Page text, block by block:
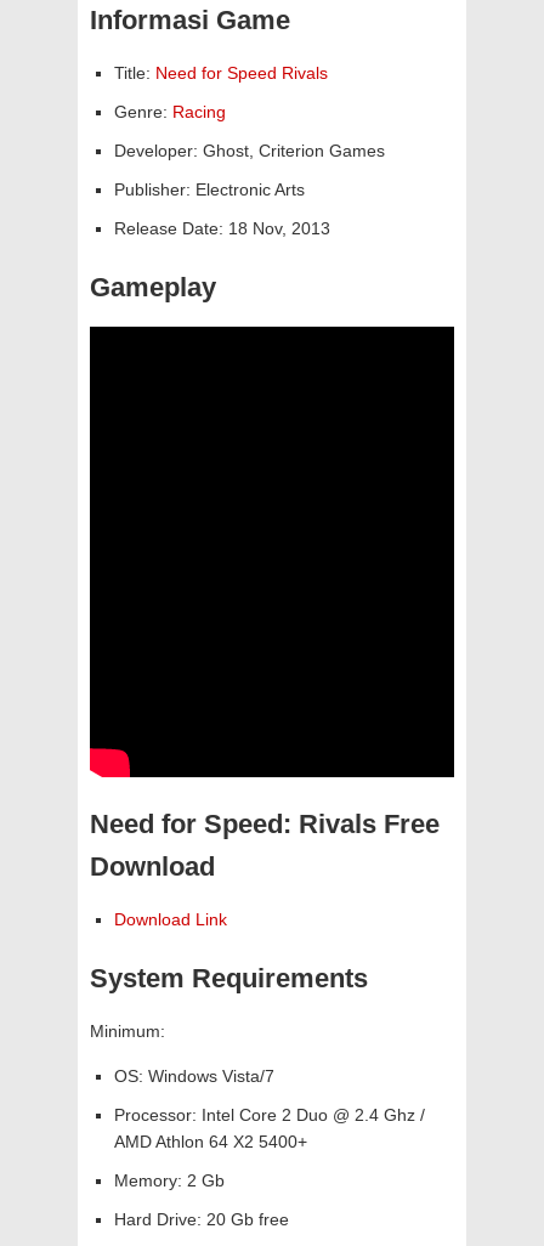
Informasi Game
Title: Need for Speed Rivals
Genre: Racing
Developer: Ghost, Criterion Games
Publisher: Electronic Arts
Release Date: 18 Nov, 2013
Gameplay
Need for Speed: Rivals Free
Download
Download Link
System Requirements
Minimum:
OS: Windows Vista/7
Processor: Intel Core 2 Duo @ 2.4 Ghz /
AMD Athlon 64 X2 5400+
Memory: 2 Gb
Hard Drive: 20 Gb free